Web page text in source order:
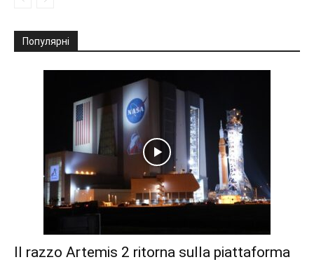
Популярні
Il razzo Artemis 2 ritorna sulla piattaforma